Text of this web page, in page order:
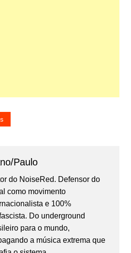
Paulo
do NoiseRed. Defensor do
como movimento
e 100%
Do underground
para o mundo,
a música extrema que